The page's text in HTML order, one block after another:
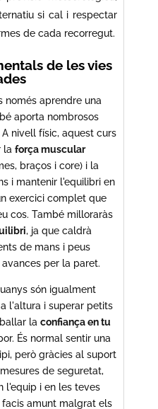
si cal i respectar
de cada recorregut.
de les vies
només aprendre una
aporta nombrosos
A nivell físic, aquest curs
laforça muscular
braços i core) i la
i mantenir l'equilibri en
exercici complet que
cos. També milloraràs
, ja que caldrà
de mans i peus
per la paret.
són igualment
l'altura i superar petits
laconfiança en tu
És normal sentir una
però gràcies al suport
de seguretat,
l'equip i en les teves
amunt malgrat els